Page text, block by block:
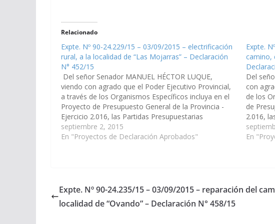
Relacionado
Expte. Nº 90-24.229/15 – 03/09/2015 – electrificación
rural, a la localidad de “Las Mojarras” – Declaración
N° 452/15
Del señor Senador MANUEL HÉCTOR LUQUE,
viendo con agrado que el Poder Ejecutivo Provincial,
a través de los Organismos Específicos incluya en el
Proyecto de Presupuesto General de la Provincia -
Ejercicio 2.016, las Partidas Presupuestarias
necesarias para que se proceda a la electrificación
rural, a la localidad de “Las…
septiembre 2, 2015
En "Proyectos de Declaración Aprobados"
Expte.
camino,
Del
con
de los
de
2.016,
que se
En
Expte. Nº 90-24.235/15 – 03/09/2015 – reparación del
localidad de “Ovando” – Declaración N° 458/15